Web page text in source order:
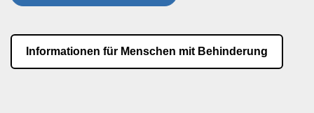
Informationen für Menschen mit Behinderung